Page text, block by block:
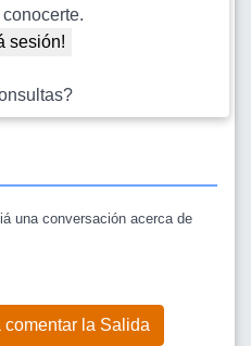
sesión!
una conversación acerca de
comentar la Salida